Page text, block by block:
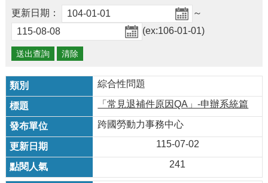
全
政
策
政
網
站
資
料
開
放
宣
告
更新日期：
～
(ex:106-01-01)
綜合性問題
「常見退補件原因QA」-申辦系統篇
跨國勞動力事務中心
115-07-02
241